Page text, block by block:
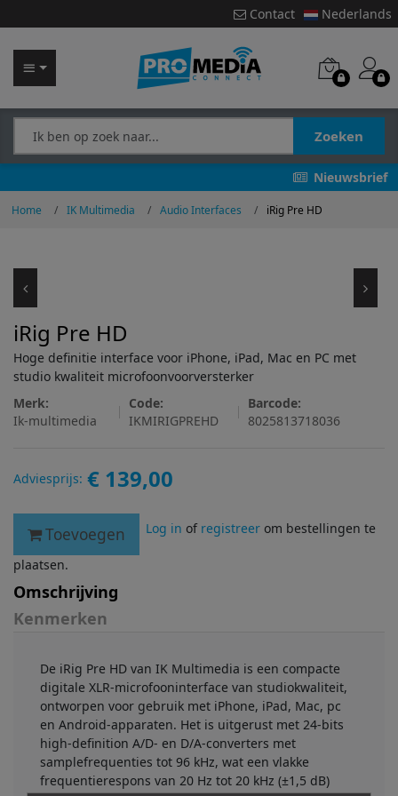
Contact Nederlands
Zoeken
Nieuwsbrief
Home IK Multimedia Audio Interfaces iRig Pre HD
iRig Pre HD
Hoge definitie interface voor iPhone, iPad, Mac en PC met
studio kwaliteit microfoonvoorversterker
Merk:
Ik-multimedia
Code:
IKMIRIGPREHD
Barcode:
8025813718036
Adviesprijs: € 139,00
Toevoegen Log in of registreerom bestellingen te
plaatsen.
Omschrijving
Kenmerken
De iRig Pre HD van IK Multimedia is een compacte
digitale XLR-microfooninterface van studiokwaliteit,
ontworpen voor gebruik met iPhone, iPad, Mac, pc
en Android-apparaten. Het is uitgerust met 24-bits
high-definition A/D- en D/A-converters met
samplefrequenties tot 96 kHz, wat een vlakke
frequentierespons van 20 Hz tot 20 kHz (±1,5 dB)